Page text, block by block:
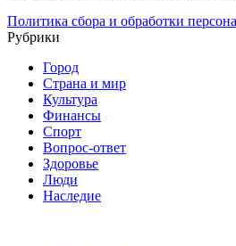
Политика сбора и обработки
Рубрики
Город
Страна и мир
Культура
Финансы
Спорт
Вопрос-ответ
Здоровье
Люди
Наследие